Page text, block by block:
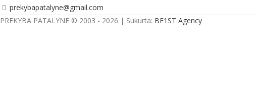
prekybapatalyne@gmail.com
PREKYBA PATALYNE © 2003 - 2026 | Sukurta: BE1ST Agency